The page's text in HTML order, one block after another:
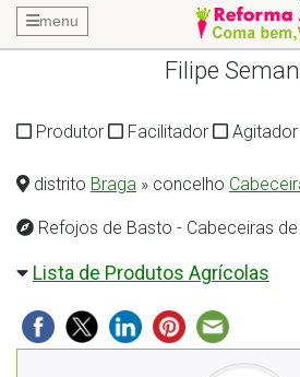
menu
Filipe
Produtor Facilitador Agitador
distrito Braga » concelho
Refojos de Basto - Cabeceiras
Lista de Produtos Agrícolas